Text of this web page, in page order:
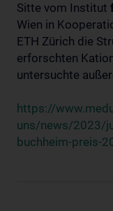
Sitte vom Institut
Wien in
ETH Zürich die
erforschten
untersuchte
https://
uns/news/2023/
buchheim-preis-